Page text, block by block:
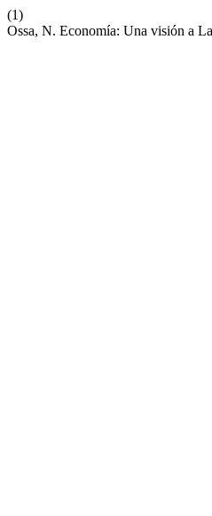
(1)
Ossa, N. Economía: Una visión a